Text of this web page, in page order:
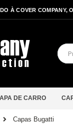
À COVER COMPANY,
DE CARRO
Capas Bugatti